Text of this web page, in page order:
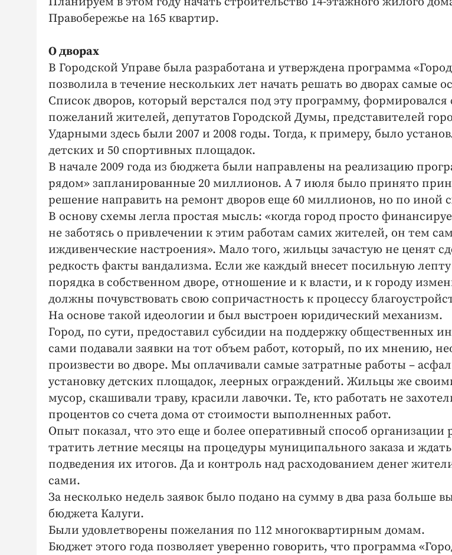
Правобережье на 165 квартир.
О дворах
В Городской Управе была разработана и утверждена программа
позволила в течение нескольких лет начать решать во дворах самые
Список дворов, который верстался под эту программу, формировался
пожеланий жителей, депутатов Городской Думы, представителей
Ударными здесь были 2007 и 2008 годы. Тогда, к примеру, было
детских и 50 спортивных площадок.
В начале 2009 года из бюджета были направлены на реализацию
рядом» запланированные 20 миллионов. А 7 июля было принято
решение направить на ремонт дворов еще 60 миллионов, но по иной
В основу схемы легла простая мысль: «когда город просто
не заботясь о привлечении к этим работам самих жителей, он тем
иждивенческие настроения». Мало того, жильцы зачастую не ценят
редкость факты вандализма. Если же каждый внесет посильную лепту
порядка в собственном дворе, отношение и к власти, и к городу
должны почувствовать свою сопричастность к процессу
На основе такой идеологии и был выстроен юридический механизм.
Город, по сути, предоставил субсидии на поддержку общественных
сами подавали заявки на тот объем работ, который, по их мнению,
произвести во дворе. Мы оплачивали самые затратные работы –
установку детских площадок, леерных ограждений. Жильцы же
мусор, скашивали траву, красили лавочки. Те, кто работать не
процентов со счета дома от стоимости выполненных работ.
Опыт показал, что это еще и более оперативный способ
тратить летние месяцы на процедуры муниципального заказа и
подведения их итогов. Да и контроль над расходованием денег
сами.
За несколько недель заявок было подано на сумму в два раза больше
бюджета Калуги.
Были удовлетворены пожелания по 112 многоквартирным домам.
Бюджет этого года позволяет уверенно говорить, что программа